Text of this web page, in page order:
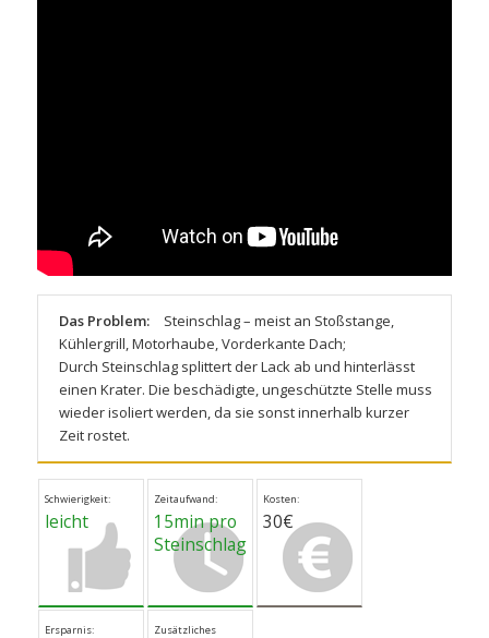
Das Problem:
Steinschlag – meist an Stoßstange,
Kühlergrill, Motorhaube, Vorderkante Dach;
Durch Steinschlag splittert der Lack ab und hinterlässt
einen Krater. Die beschädigte, ungeschützte Stelle muss
wieder isoliert werden, da sie sonst innerhalb kurzer
Zeit rostet.
Schwierigkeit:
leicht
Zeitaufwand:
15min pro
Steinschlag
Kosten:
30€
Ersparnis:
Zusätzliches